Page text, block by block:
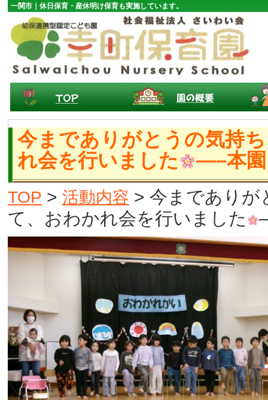
一関市｜休日保育・産休明け保育も実施しています。
今までありがとうの気持
れ会を行いました
—–本園
TOP > 活動内容 > 今までありが
て、おわかれ会を行いました